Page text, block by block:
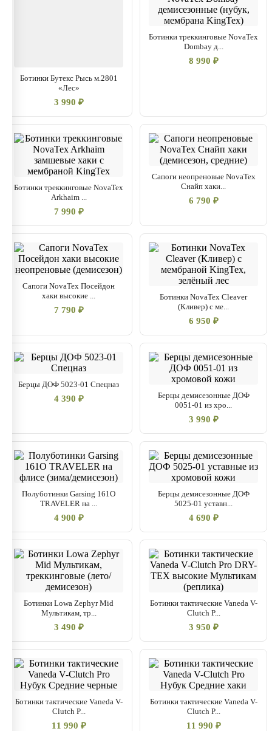
Ботинки Бутекс Рысь м.2801
«Лес»
3 990 ₽
Ботинки треккинговые NovaTex
Dombay д...
8 990 ₽
Ботинки треккинговые NovaTex
Arkhaim ...
7 990 ₽
Сапоги неопреновые NovaTex
Снайп хаки...
6 790 ₽
Сапоги NovaTex Посейдон
хаки высокие ...
7 790 ₽
Ботинки NovaTex Cleaver
(Кливер) с ме...
6 950 ₽
Берцы ДОФ 5023-01 Спецназ
4 390 ₽
Берцы демисезонные ДОФ
0051-01 из хро...
3 990 ₽
Полуботинки Garsing 161О
TRAVELER на ...
4 900 ₽
Берцы демисезонные ДОФ
5025-01 уставн...
4 690 ₽
Ботинки Lowa Zephyr Mid
Мультикам, тр...
3 490 ₽
Ботинки тактические Vaneda V-
Clutch P...
3 950 ₽
Ботинки тактические Vaneda V-
Clutch P...
11 990 ₽
Ботинки тактические Vaneda V-
Clutch P...
11 990 ₽